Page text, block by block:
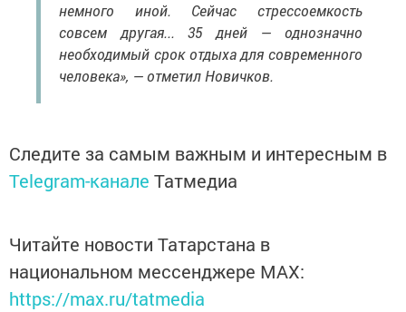
немного иной. Сейчас стрессоемкость
совсем другая... 35 дней — однозначно
необходимый срок отдыха для современного
человека», — отметил Новичков.
Следите за самым важным и интересным в
Telegram-канале Татмедиа
Читайте новости Татарстана в
национальном мессенджере MАХ:
https://max.ru/tatmedia